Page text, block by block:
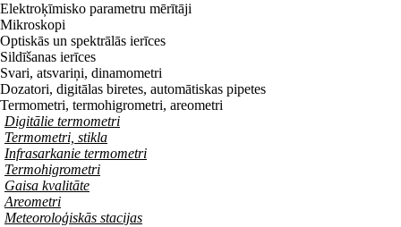
Elektroķīmisko parametru mērītāji
Mikroskopi
Optiskās un spektrālās ierīces
Sildīšanas ierīces
Svari, atsvariņi, dinamometri
Dozatori, digitālas biretes, automātiskas pipetes
Termometri, termohigrometri, areometri
Digitālie termometri
Termometri, stikla
Infrasarkanie termometri
Termohigrometri
Gaisa kvalitāte
Areometri
Meteoroloģiskās stacijas